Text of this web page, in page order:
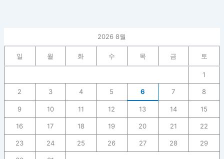
2026 8월
일 월 화 수 목 금 토
1
2 3 4 5 6 7 8
9 10 11 12 13 14 15
16 17 18 19 20 21 22
23 24 25 26 27 28 29